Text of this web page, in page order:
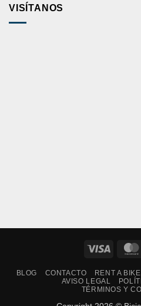
VISÍTANOS
Visa
BLOG CONTACTO RENT A BIKE
AVISO LEGAL
TÉRMINOS Y